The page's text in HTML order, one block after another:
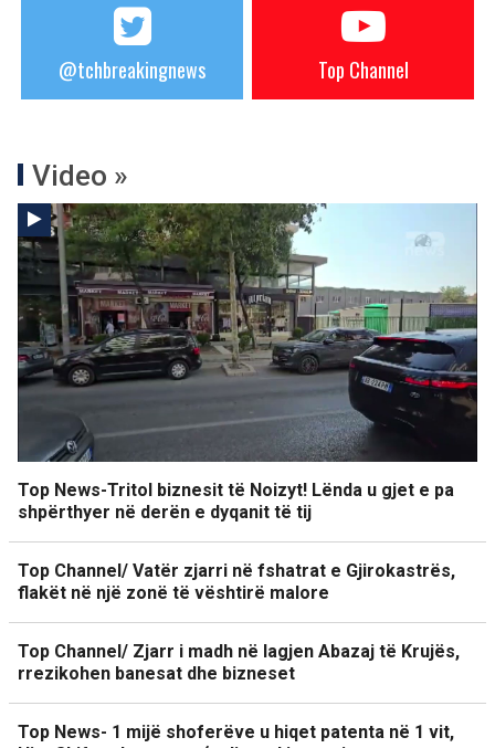
@tchbreakingnews Top Channel
Video »
Top News-Tritol biznesit të Noizyt! Lënda u gjet e pa
shpërthyer në derën e dyqanit të tij
Top Channel/ Vatër zjarri në fshatrat e Gjirokastrës,
flakët në një zonë të vështirë malore
Top Channel/ Zjarr i madh në lagjen Abazaj të Krujës,
rrezikohen banesat dhe bizneset
Top News- 1 mijë shoferëve u hiqet patenta në 1 vit,